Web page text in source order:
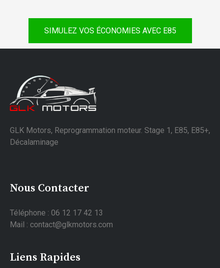
SIMULEZ VOS ÉCONOMIES AVEC E85
GLK Motors, Reprogrammation moteur. Stage 1, E85, E85+,
Décalaminage
Nous Contacter
Téléphone : 06 12 17 42 13
Mail : contact@glkmotors.com
Liens Rapides